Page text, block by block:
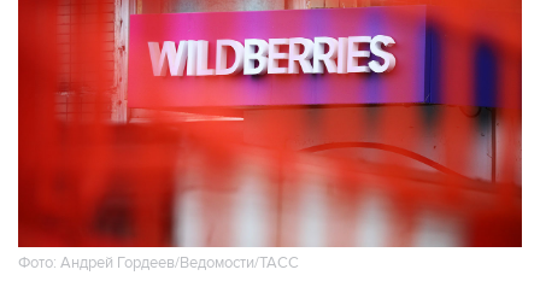
Фото: Андрей Гордеев/Ведомости/ТАСС